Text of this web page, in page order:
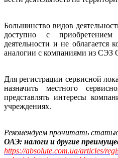
Большинство видов
доступно с
деятельности и не облагается
аналогии с компаниями из СЭЗ
Для регистрации сервисной
назначить местного
представлять интересы
учреждениях.
Рекомендуем прочитать
ОАЭ: налоги и другие
https://absolute.com.ua/articles/